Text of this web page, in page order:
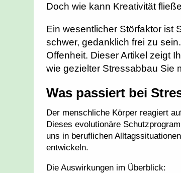
Doch wie kann Kreativität
Ein wesentlicher Störfaktor ist
schwer, gedanklich frei zu
Offenheit. Dieser Artikel zeigt
wie gezielter Stressabbau Sie
Was passiert bei
Der menschliche Körper reagiert
Dieses evolutionäre
uns in beruflichen
entwickeln.
Die Auswirkungen im Überblick: